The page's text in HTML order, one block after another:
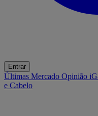
Entrar
Últimas Mercado Opinião
e Cabelo